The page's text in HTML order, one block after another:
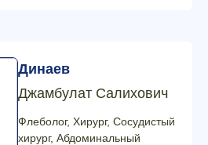
Динаев
Джамбулат Салихович
Флеболог, Хирург, Сосудистый
хирург, Абдоминальный